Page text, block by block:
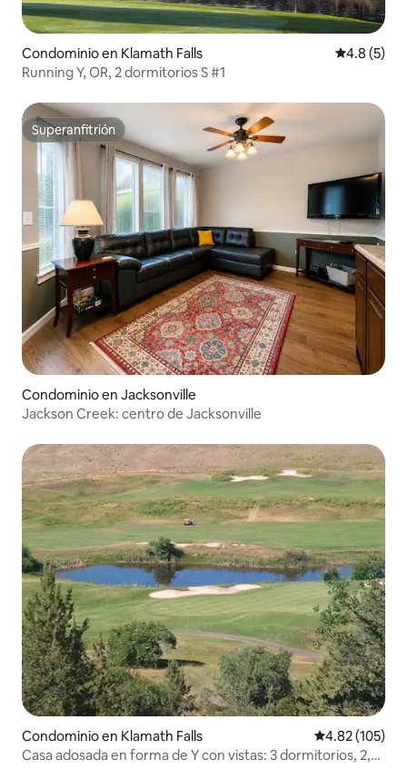
Condominio en Klamath Falls
4.8 (5)
Running Y, OR, 2 dormitorios S #1
Superanfitrión
Superanfitrión
Condominio en Jacksonville
Jackson Creek: centro de Jacksonville
Condominio en Klamath Falls Calificación
4.82 (105)
Casa adosada en forma de Y con vistas: 3 dormitorios, 2,5